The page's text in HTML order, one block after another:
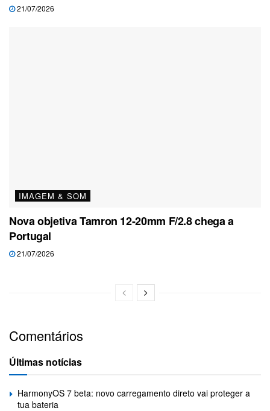
21/07/2026
IMAGEM & SOM
Nova objetiva Tamron 12-20mm F/2.8 chega a
Portugal
21/07/2026
Comentários
Últimas notícias
HarmonyOS 7 beta: novo carregamento direto vai proteger a
tua bateria